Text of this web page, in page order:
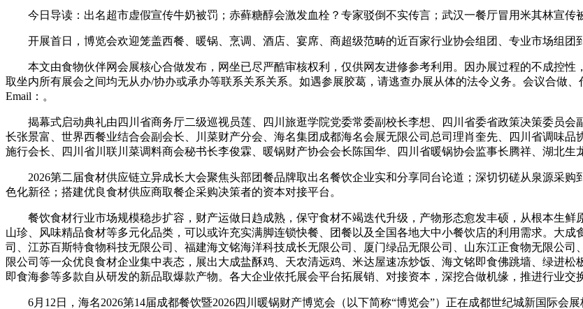
今日导读：出名超市虚假宣传牛奶被罚；赤藓糖醇会激发血栓？专家驳倒不实传言；武汉一餐厅冒用米其林宣传被
开展首日，博览会欢迎笼盖西餐、暖锅、烹调、酒店、宴席、商超级范畴的近百家行业协会组团、专业市场组团
本文由食物伙伴网会展核心合做发布，网坐已尽严酷审核权利，仅供网友进修参考利用。因办展过程的不成控性
取坐内所有展会之间均无从办/协办或承办等联系关系关系。如遇参展胶葛，请逃查办展从体的法令义务。会议合做
Email：。
揭幕式启动典礼由四川省商务厅二级巡视员莲、四川旅逛学院党委常委副校长李想、四川省委省政策决策委员会
长张景富、世界西餐业结合会副会长、川菜财产分会、海名集团成都海名会展无限公司总司理肖奎先、四川省调味
施行会长、四川省川联川菜调料商会秘书长李俊霖、暖锅财产协会会长陈国华、四川省暖锅协会监事长腾祥、湖北生
2026第二届食材供应链立异成长大会聚焦头部团餐品牌取出名餐饮企业实和分享同台论道；深切切磋从泉源采购
色化新径；搭建优良食材供应商取餐企采购决策者的资本对接平台。
餐饮食材行业市场规模稳步扩容，财产运做日趋成熟，保守食材不竭迭代升级，产物形态愈发丰硕，从根本生鲜
山珍、风味精品食材等多元化品类，可以或许充实满脚连锁快餐、团餐以及全国各地大中小餐饮店的利用需求。大
司、江苏百斯特食物科技无限公司、福建海文铭海洋科技成长无限公司、厦门绿品无限公司、山东江正食物无限公
限公司等一众优良食材企业集中表态，展出大成盐酥鸡、天农清远鸡、米达屋速冻炒饭、海文铭即食佛跳墙、绿进
即食海参等多款自从研发的新品取爆款产物。各大企业依托展会平台拓展销、对接资本，深挖合做机缘，推进行业交
6月12日，海名2026第14届成都餐饮暨2026四川暖锅财产博览会（以下简称“博览会”）正在成都世纪城新国际会展